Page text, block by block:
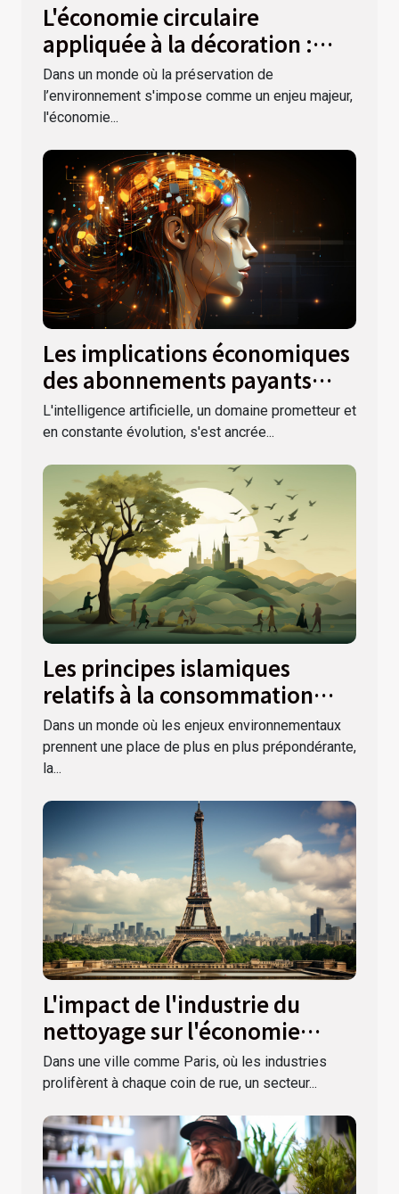
L'économie circulaire
appliquée à la décoration :
donner une seconde vie à vos
meubles
Dans un monde où la préservation de
l’environnement s'impose comme un enjeu majeur,
l'économie...
Les implications économiques
des abonnements payants
pour les services d'intelligence
artificielle
L'intelligence artificielle, un domaine prometteur et
en constante évolution, s'est ancrée...
Les principes islamiques
relatifs à la consommation
responsable et durable
Dans un monde où les enjeux environnementaux
prennent une place de plus en plus prépondérante,
la...
L'impact de l'industrie du
nettoyage sur l'économie
parisienne
Dans une ville comme Paris, où les industries
prolifèrent à chaque coin de rue, un secteur...